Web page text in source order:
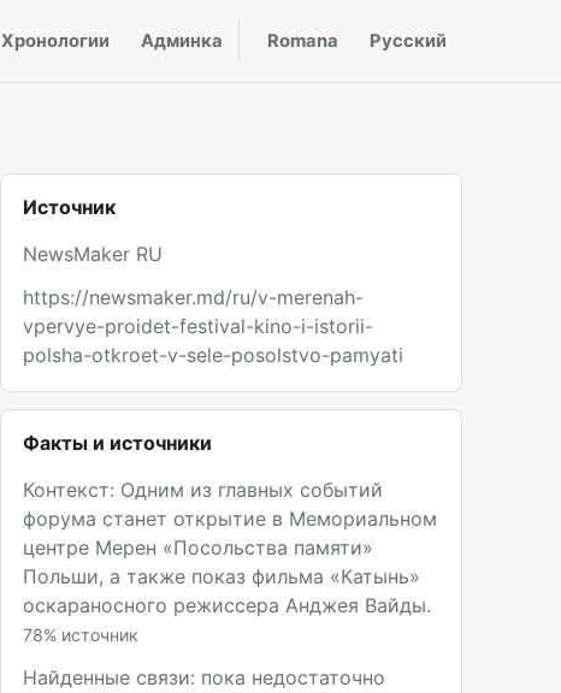
Хронологии Админка Romana Русский
Источник
NewsMaker RU
https://newsmaker.md/ru/v-merenah-
vpervye-proidet-festival-kino-i-istorii-
polsha-otkroet-v-sele-posolstvo-pamyati
Факты и источники
Контекст: Одним из главных событий
форума станет открытие в Мемориальном
центре Мерен «Посольства памяти»
Польши, а также показ фильма «Катынь»
оскараносного режиссера Анджея Вайды.
78% источник
Найденные связи: пока недостаточно